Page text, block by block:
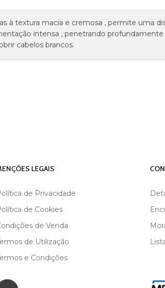
à textura macia e cremosa , permite uma
intensa , penetrando profundamente
cabelos brancos.
LEGAIS
de Privacidade
de Cookies
de Venda
de Utilização
e Condições